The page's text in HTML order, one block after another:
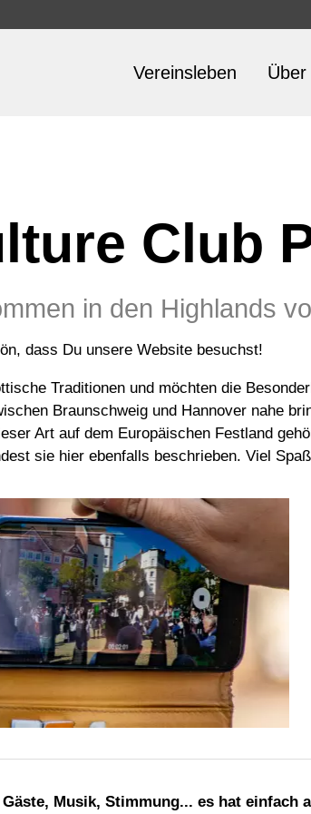
Vereinsleben
Club
in den Highlands
dass Du unsere Website besuchst!
Traditionen und möchten die
Braunschweig und Hannover nahe
Art auf dem Europäischen Festland
sie hier ebenfalls beschrieben. Viel
Musik, Stimmung... es hat